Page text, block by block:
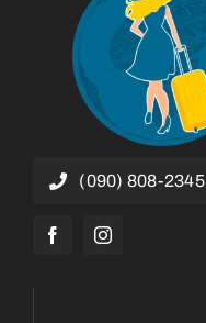
(090) 808-2345